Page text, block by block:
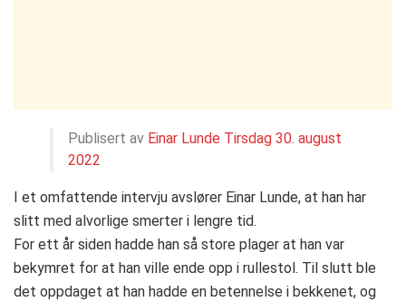
Publisert av Einar Lunde Tirsdag 30. august
2022
I et omfattende intervju avslører Einar Lunde, at han har
slitt med alvorlige smerter i lengre tid.
For ett år siden hadde han så store plager at han var
bekymret for at han ville ende opp i rullestol. Til slutt ble
det oppdaget at han hadde en betennelse i bekkenet, og